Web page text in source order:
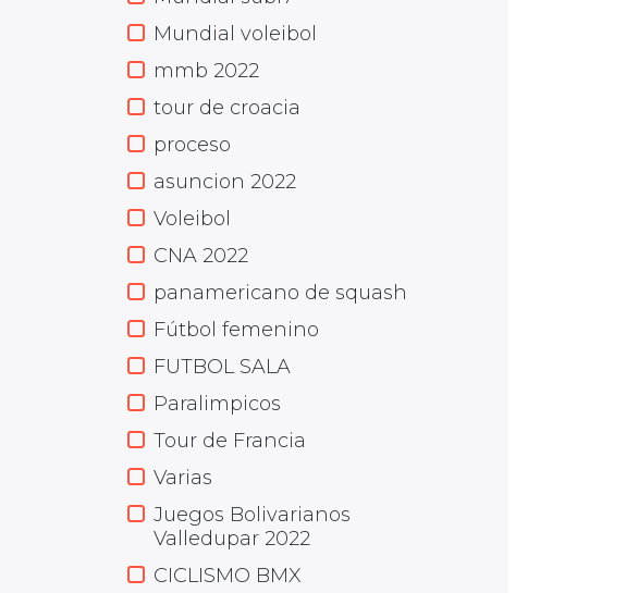
Mundial voleibol
mmb 2022
tour de croacia
proceso
asuncion 2022
Voleibol
CNA 2022
panamericano de squash
Fútbol femenino
FUTBOL SALA
Paralimpicos
Tour de Francia
Varias
Juegos Bolivarianos
Valledupar 2022
CICLISMO BMX